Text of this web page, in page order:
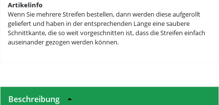
Artikelinfo
Wenn Sie mehrere Streifen bestellen, dann werden diese aufgerollt
geliefert und haben in der entsprechenden Länge eine saubere
Schnittkante, die so weit vorgeschnitten ist, dass die Streifen einfach
auseinander gezogen werden können.
Beschreibung